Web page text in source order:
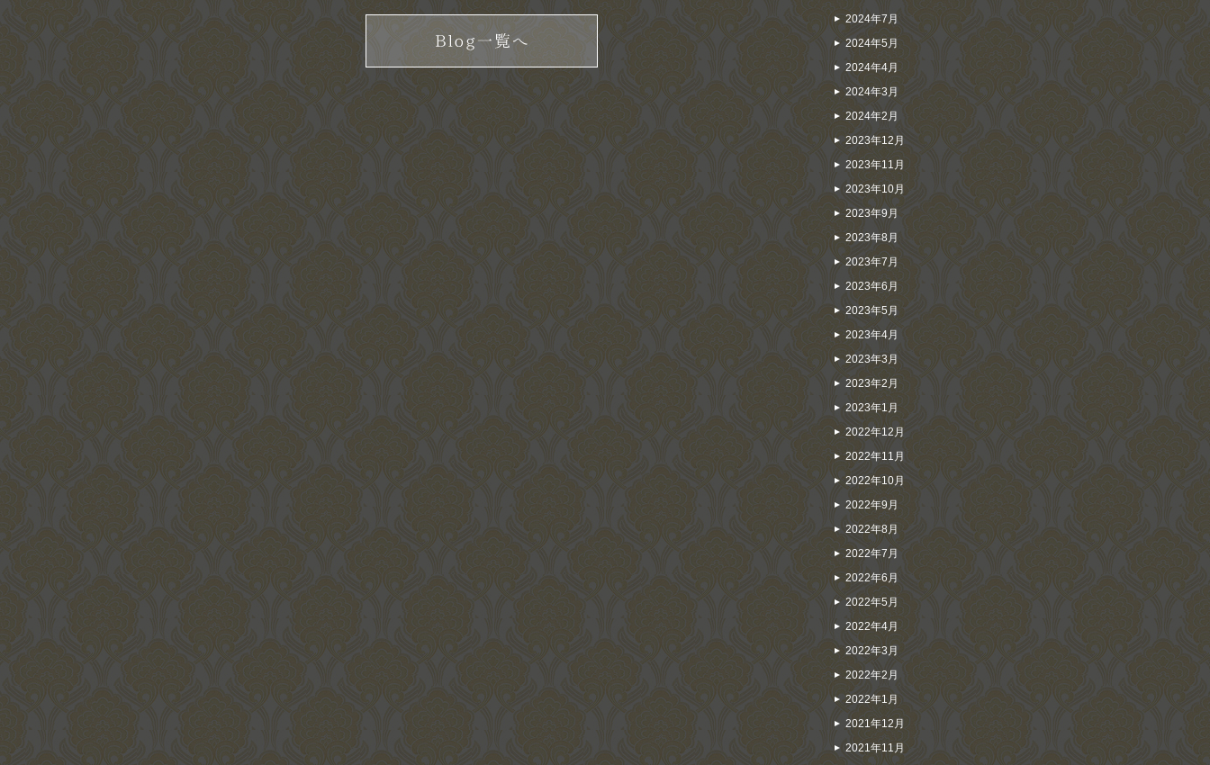
2024年7月
2024年5月
2024年4月
2024年3月
2024年2月
2023年12月
2023年11月
2023年10月
2023年9月
2023年8月
2023年7月
2023年6月
2023年5月
2023年4月
2023年3月
2023年2月
2023年1月
2022年12月
2022年11月
2022年10月
2022年9月
2022年8月
2022年7月
2022年6月
2022年5月
2022年4月
2022年3月
2022年2月
2022年1月
2021年12月
2021年11月